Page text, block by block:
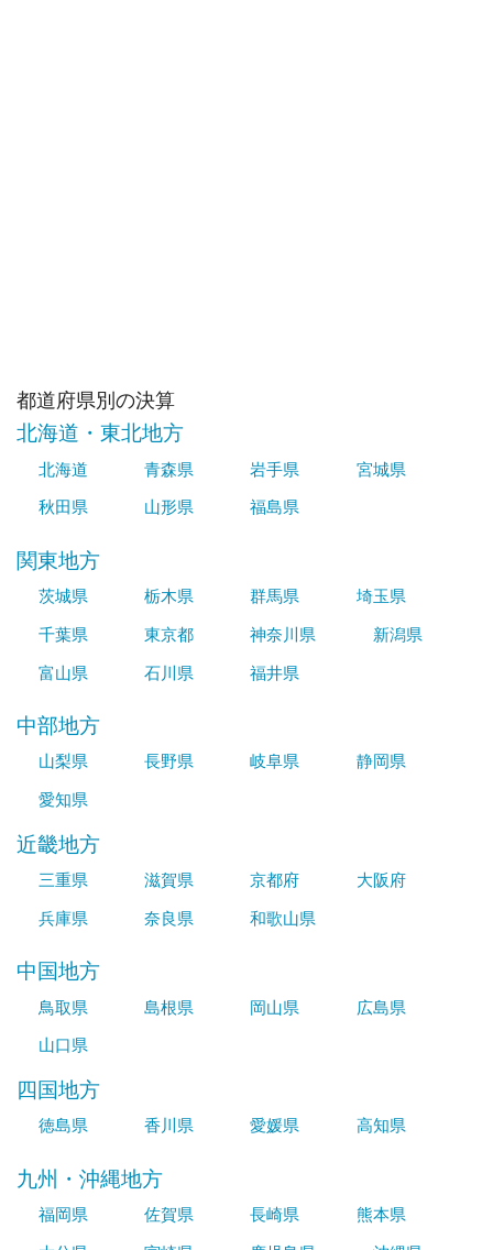
都道府県別の決算
北海道・東北地方
北海道 青森県 岩手県
宮城県
秋田県
山形県 福島県
関東地方
茨城県 栃木県 群馬県
埼玉県
千葉県
東京都 神奈川県
新潟県
富山県
石川県 福井県
中部地方
山梨県 長野県 岐阜県
静岡県
愛知県
近畿地方
三重県 滋賀県 京都府
大阪府
兵庫県
奈良県 和歌山県
中国地方
鳥取県 島根県 岡山県
広島県
山口県
四国地方
徳島県 香川県 愛媛県 高知県
九州・沖縄地方
福岡県 佐賀県 長崎県
熊本県